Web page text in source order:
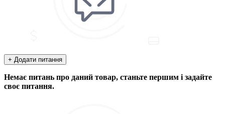
+ Додати питання
Немає питань про даний товар, станьте першим і задайте
своє питання.